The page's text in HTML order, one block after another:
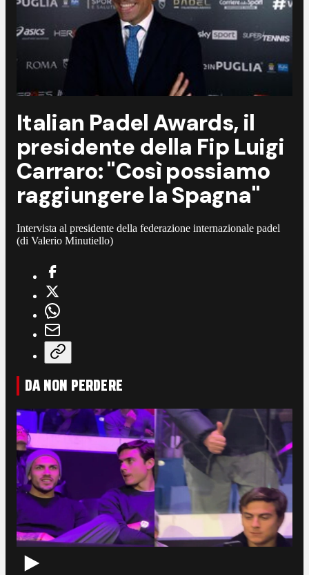
Italian Padel Awards, il
presidente della Fip Luigi
Carraro: "Così possiamo
raggiungere la Spagna"
Intervista al presidente della federazione internazionale padel
(di Valerio Minutiello)
DA NON PERDERE